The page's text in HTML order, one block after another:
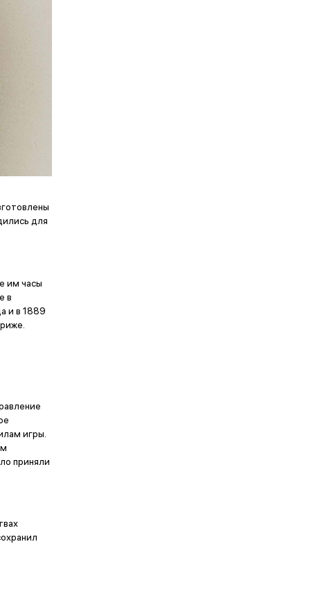
для
им часы
в
и в 1889
игры.
приняли